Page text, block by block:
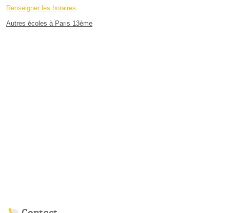
Renseigner les horaires
Autres écoles à Paris 13ème